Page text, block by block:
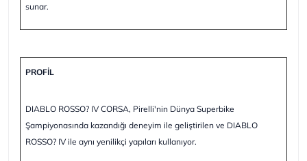
sunar.
PROFİL
DIABLO ROSSO? IV CORSA, Pirelli'nin Dünya Superbike
Şampiyonasında kazandığı deneyim ile geliştirilen ve DIABLO
ROSSO? IV ile aynı yenilikçi yapıları kullanıyor.